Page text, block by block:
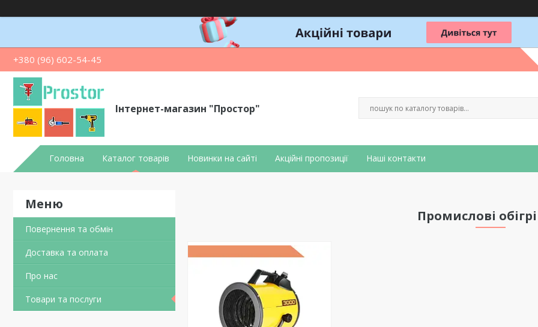
+380 (96) 602-54-45
Інтернет-магазин "Простор"
Головна Каталог товарів Новинки на сайті Акційні пропозиції Наші контакти
Повернення та обмін
Доставка та оплата
Про нас
Товари та послуги
Промислові